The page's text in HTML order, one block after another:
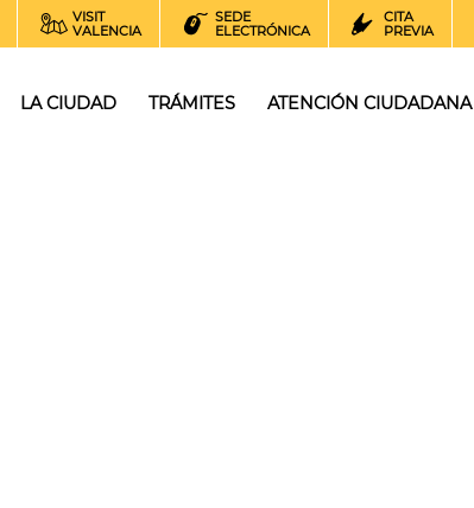
VISIT
VALENCIA
SEDE
ELECTRÓNICA
CITA
PREVIA
LA CIUDAD TRÁMITES ATENCIÓN CIUDADANA